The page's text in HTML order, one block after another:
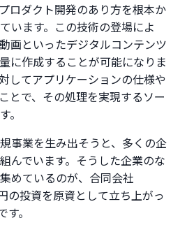
ロダクト開発のあり方を根本か
います。この技術の登場によ
画といったデジタルコンテンツ
に作成することが可能になりま
してアプリケーションの仕様や
とで、その処理を実現するソー
。
事業を生み出そうと、多くの企
んでいます。そうした企業のな
めているのが、合同会社
の投資を原資として立ち上がっ
。